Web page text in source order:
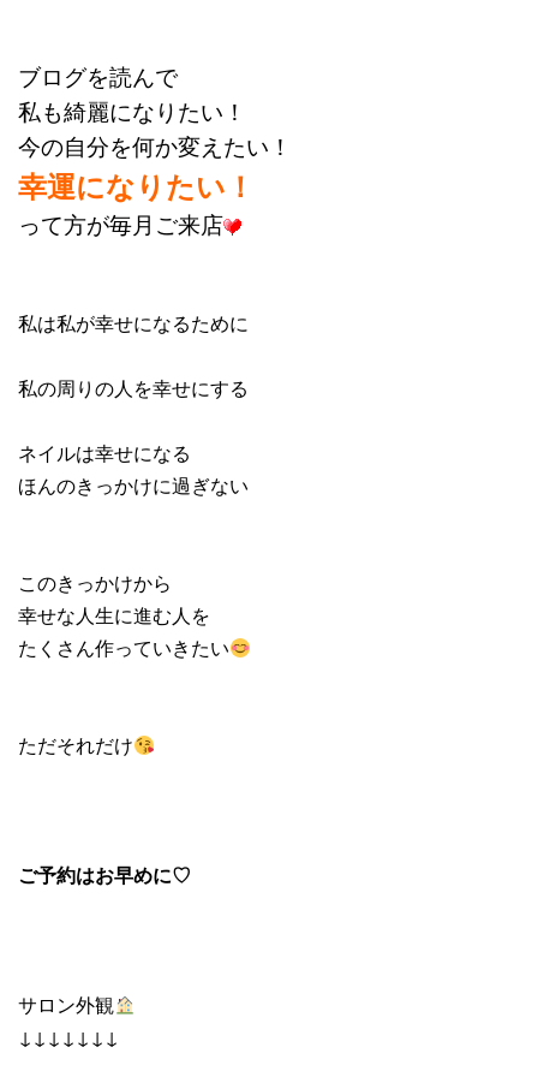
ブログを読んで
私も綺麗になりたい！
今の自分を何か変えたい！
幸運になりたい！
って方が毎月ご来店
私は私が幸せになるために
私の周りの人を幸せにする
ネイルは幸せになる
ほんのきっかけに過ぎない
このきっかけから
幸せな人生に進む人を
たくさん作っていきたい
ただそれだけ
ご予約はお早めに♡
サロン外観
↓↓↓↓↓↓↓